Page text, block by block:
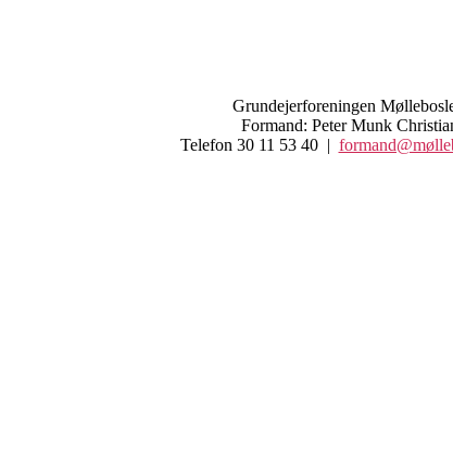
Grundejerforeningen
Formand: Peter Munk
Telefon 30 11 53 40 |